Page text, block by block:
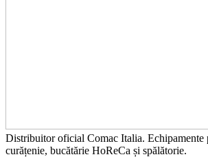
Distribuitor oficial Comac Italia. Echipamente
curățenie, bucătărie HoReCa și spălătorie.